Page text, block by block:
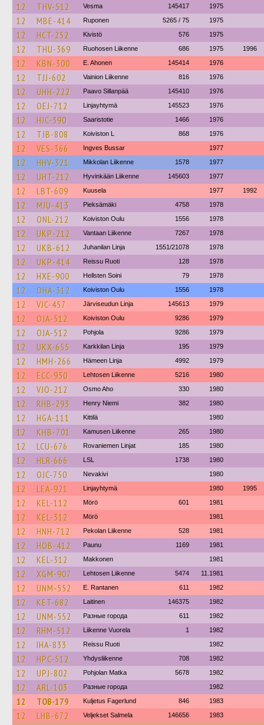
12 THV-512 Vesma 145417 1975
12 MBE-414 Ruponen 5265 / 75 1975
12 HCT-252 Kivistö 576 1975
12 THU-369 Ruohosen Liikenne 686 1975 1996
12 KBN-300 E. Ahonen 145414 1976
12 TJJ-602 Vainion Liikenne 816 1976
12 UHH-222 Paavo Sillanpää 145410 1976
12 OEJ-712 Linjayhtymä 145523 1976
12 HJC-390 Saaristotie 1466 1976
12 TJB-808 Koiviston L 868 1976
12 VES-366 Ingves Bussar 1977
12 HHV-321 Mikkolan Liikenne 1578 1977
12 UHT-212 Hyvinkään Liikenne 145603 1977
12 LBT-609 Kuusela 1977 1992
12 MJU-413 Pieksämäki 4758 1978
12 ONL-212 Koiviston Oulu 1556 1978
12 UKP-212 Vantaan Liikenne 7267 1978
12 UKB-612 Juhanilan Linja 1551/21078 1978
12 UKP-414 Reissu Ruoti 128 1978
12 HXE-900 Hellsten Soini 79 1978
12 OHA-312 Koiviston Oulu 1556 1978
12 VJC-457 Järviseudun Linja 145613 1979
12 OJA-512 Koiviston Oulu 9286 1979
12 OJA-512 Pohjola 9286 1979
12 UKX-655 Karkkilan Linja 195 1979
12 HMH-266 Hämeen Linja 4992 1979
12 ECC-930 Lehtosen Liikenne 5216 1980
12 VJO-212 Osmo Aho 330 1980
12 RHB-293 Henry Niemi 382 1980
12 HGA-111 Kittilä 1980
12 KHB-701 Kamusen Liikenne 265 1980
12 LCU-676 Rovaniemen Linjat 185 1980
12 HLR-666 LSL 1738 1980
12 OJC-750 Nevakivi 1980
12 LEA-921 Linjayhtymä 1980 1995
12 KEL-112 Mörö 601 1981
12 KEL-312 Mörö 1981
12 HNH-712 Pekolan Liikenne 528 1981
12 HOB-412 Paunu 1169 1981
12 KEL-312 Makkonen 1981
12 XGM-907 Lehtosen Liikenne 5474 11.1981
12 UNM-552 E. Rantanen 611 1982
12 KET-682 Laitinen 146375 1982
12 UNM-552 Разные города 611 1982
12 RHM-512 Liikenne Vuorela 1 1982
12 IHA-833 Reissu Ruoti 1982
12 HPC-512 Yhdysliikenne 708 1982
12 UPJ-802 Pohjolan Matka 5678 1982
12 ARL-103 Разные города 1982
12 TOB-179 Kuljetus Fagerlund 846 1983
12 LHB-672 Veljekset Salmela 146656 1983